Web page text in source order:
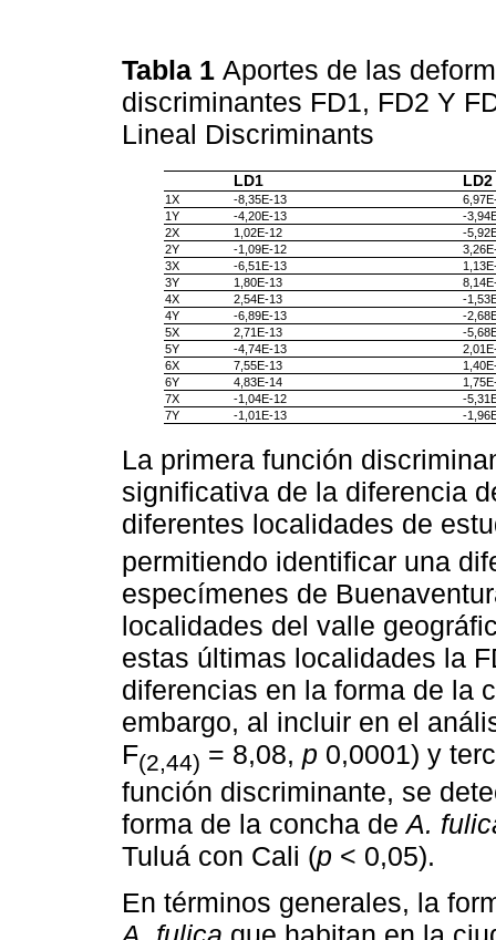
Tabla 1 Aportes de las
discriminantes FD1, FD2 Y
Lineal Discriminants
LD1 LD2
1X -8,35E-13
1Y
-4,20E-13
-
2X
1,02E-12
-
2Y
-1,09E-12
3X
-6,51E-13
3Y
1,80E-13
4X
2,54E-13
-
4Y
-6,89E-13
-
5X
2,71E-13
-
5Y
-4,74E-13
6X
7,55E-13
6Y
4,83E-14
7X
-1,04E-12
-
7Y
-1,01E-13 -
La primera función
significativa de la diferencia
diferentes localidades de
permitiendo identificar una
especímenes de
localidades del valle
estas últimas localidades la
diferencias en la forma de la
embargo, al incluir en el
F(2,44) = 8,08, p 0,0001) y
función discriminante, se
forma de la concha deA.
Tuluá con Cali (p < 0,05).
En términos generales, la